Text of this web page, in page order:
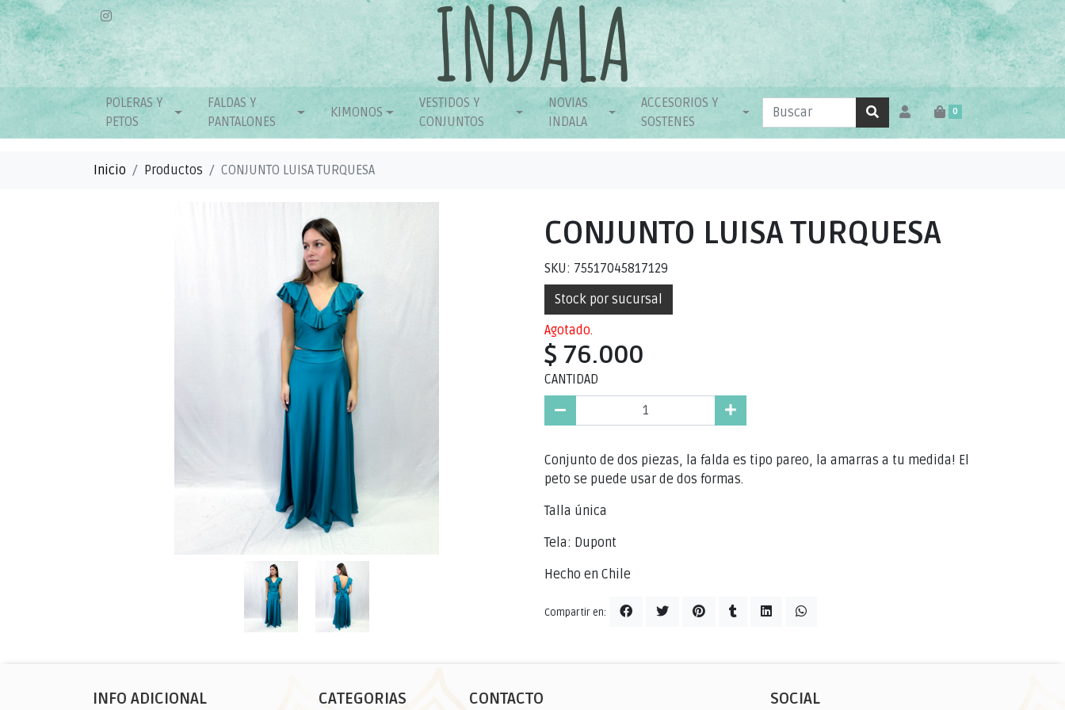
0
POLERAS Y
PETOS
FALDAS Y
PANTALONES
KIMONOS
VESTIDOS Y
CONJUNTOS
NOVIAS
INDALA
ACCESORIOS Y
SOSTENES
Inicio Productos CONJUNTO LUISA TURQUESA
CONJUNTO LUISA TURQUESA
SKU: 75517045817129
Stock por sucursal
Agotado.
$ 76.000
CANTIDAD
Conjunto de dos piezas, la falda es tipo pareo, la amarras a tu medida! El
peto se puede usar de dos formas.
Talla única
Tela: Dupont
Hecho en Chile
Compartir en:
INFO ADICIONAL CATEGORIAS CONTACTO SOCIAL